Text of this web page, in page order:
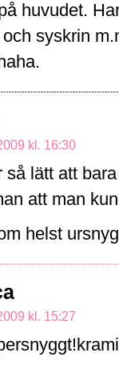
huvudet.
syskrin
kl. 16:30
så lätt att
att man
helst
kl. 15:27